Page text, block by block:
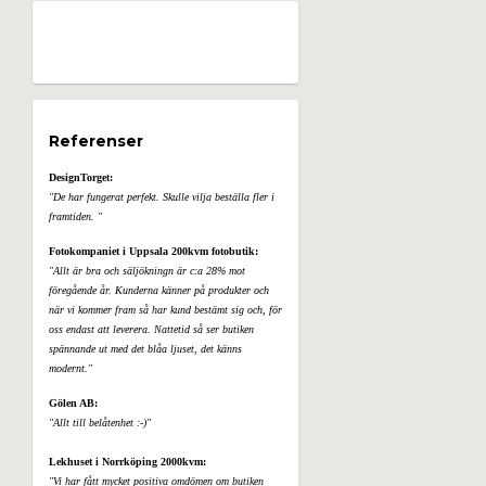
Referenser
DesignTorget:
"De har fungerat perfekt. Skulle vilja beställa fler i
framtiden. "
Fotokompaniet i Uppsala 200kvm fotobutik:
"Allt är bra och säljökningn är c:a 28% mot
föregående år. Kunderna känner på produkter och
när vi kommer fram så har kund bestämt sig och, för
oss endast att leverera. Nattetid så ser butiken
spännande ut med det blåa ljuset, det känns
modernt."
Gölen AB:
"Allt till belåtenhet :-)"
Lekhuset i Norrköping 2000kvm:
"Vi har fått mycket positiva omdömen om butiken